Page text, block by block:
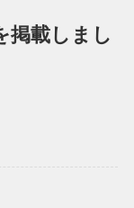
掲載しまし